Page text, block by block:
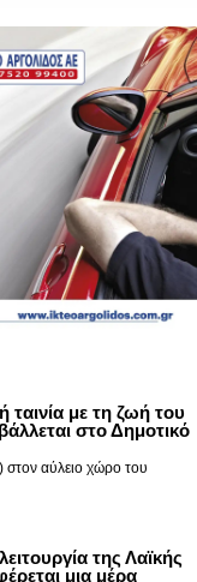
με τη ζωή του
στο Δημοτικό
αύλειο χώρο του
της Λαϊκής
μια μέρα